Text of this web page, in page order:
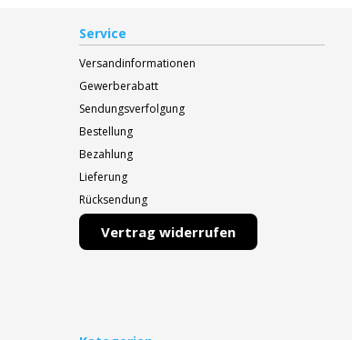
Service
Versandinformationen
Gewerberabatt
Sendungsverfolgung
Bestellung
Bezahlung
Lieferung
Rücksendung
Vertrag widerrufen